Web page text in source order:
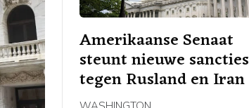
Amerikaanse Senaat
steunt nieuwe sancties
tegen Rusland en Iran